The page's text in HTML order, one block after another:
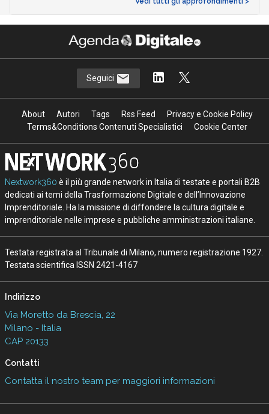
Seguici
About Autori Tags Rss Feed
Privacy e Cookie Policy
Terms&Conditions Contenuti Specialistici
Cookie Center
Nextwork360 è il più grande network in Italia di testate e portali B2B
dedicati ai temi della Trasformazione Digitale e dell’Innovazione
Imprenditoriale. Ha la missione di diffondere la cultura digitale e
imprenditoriale nelle imprese e pubbliche amministrazioni italiane.
Testata registrata al Tribunale di Milano, numero registrazione 1927.
Testata scientifica ISSN 2421-4167
Indirizzo
Via Moretto da Brescia, 22
Milano - Italia
CAP 20133
Contatti
Contatta il nostro team per maggiori informazioni